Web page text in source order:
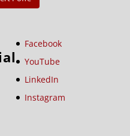
Facebook
YouTube
LinkedIn
Instagram